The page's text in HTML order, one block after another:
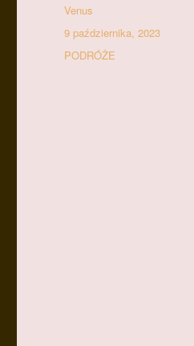
Autor
Venus
Data
publikacji
9 października, 2023
Kategorie
PODRÓŻE